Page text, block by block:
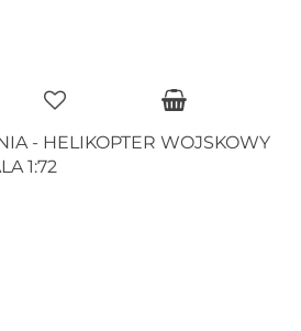
- HELIKOPTER WOJSKOWY
1:72